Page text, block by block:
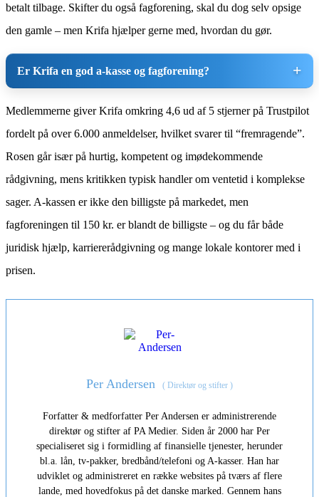
betalt tilbage. Skifter du også fagforening, skal du dog selv opsige
den gamle – men Krifa hjælper gerne med, hvordan du gør.
Er Krifa en god a-kasse og fagforening?
Medlemmerne giver Krifa omkring 4,6 ud af 5 stjerner på Trustpilot
fordelt på over 6.000 anmeldelser, hvilket svarer til “fremragende”.
Rosen går især på hurtig, kompetent og imødekommende
rådgivning, mens kritikken typisk handler om ventetid i komplekse
sager. A-kassen er ikke den billigste på markedet, men
fagforeningen til 150 kr. er blandt de billigste – og du får både
juridisk hjælp, karriererådgivning og mange lokale kontorer med i
prisen.
Per Andersen ( Direktør og stifter )
Forfatter & medforfatter Per Andersen er administrerende
direktør og stifter af PA Medier. Siden år 2000 har Per
specialiseret sig i formidling af finansielle tjenester, herunder
bl.a. lån, tv-pakker, bredbånd/telefoni og A-kasser. Han har
udviklet og administreret en række websites på tværs af flere
lande, med hovedfokus på det danske marked. Gennem hans